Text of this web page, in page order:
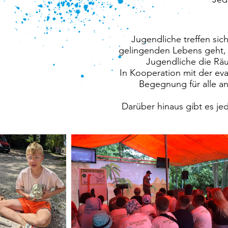
Jugendliche treffen
gelingenden Lebens
Jugendliche die
In Kooperation mit der
Begegnung für alle
Darüber hinaus gibt es